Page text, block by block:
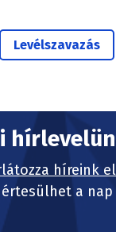
Levélszavazás
híreink
a